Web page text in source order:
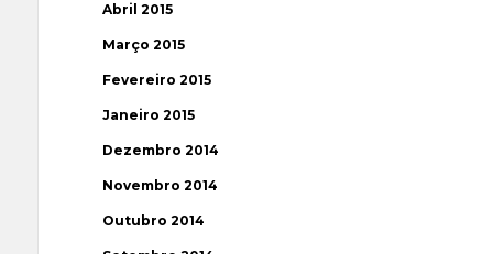
Abril 2015
Março 2015
Fevereiro 2015
Janeiro 2015
Dezembro 2014
Novembro 2014
Outubro 2014